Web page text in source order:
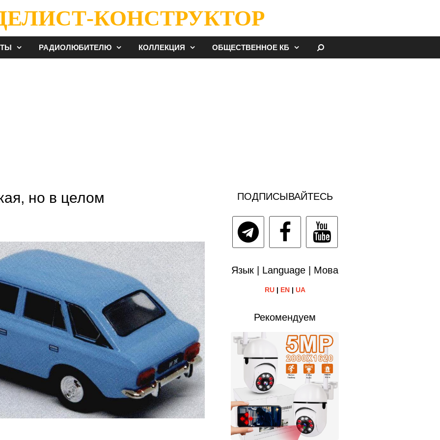
КОНСТРУКТОР
РАДИОЛЮБИТЕЛЮ КОЛЛЕКЦИЯ ОБЩЕСТВЕННОЕ КБ
но в целом
ПОДПИСЫВАЙТЕСЬ
Язык | Language | Мова
RU| EN| UA
Рекомендуем